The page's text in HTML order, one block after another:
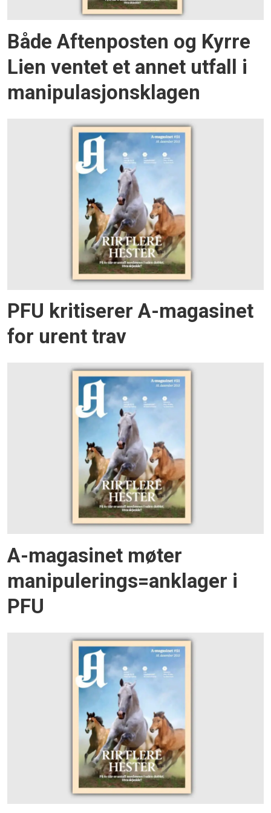
Både Aftenposten og Kyrre
Lien ventet et annet utfall i
manipulasjonsklagen
PFU kritiserer A-magasinet
for urent trav
A-magasinet møter
manipulerings=anklager i
PFU